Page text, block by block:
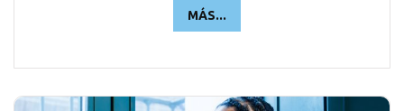
MÁS...